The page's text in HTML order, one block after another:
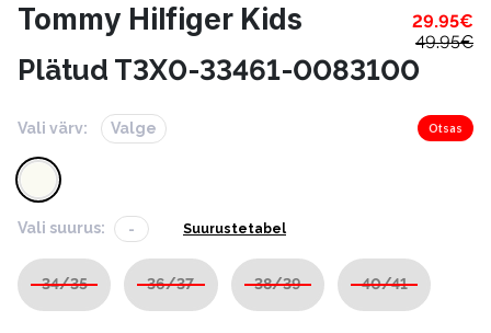
Tommy Hilfiger Kids 29.95€
49.95€
Plätud T3X0-33461-0083100
Vali värv: Valge Otsas
Vali suurus: - Suurustetabel
34/35 36/37 38/39 40/41